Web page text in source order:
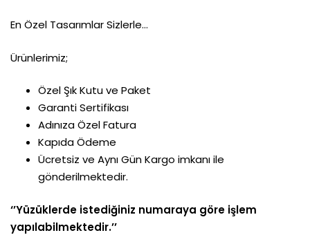
En Özel Tasarımlar Sizlerle…
Ürünlerimiz;
Özel Şık Kutu ve Paket
Garanti Sertifikası
Adınıza Özel Fatura
Kapıda Ödeme
Ücretsiz ve Aynı Gün Kargo imkanı ile
gönderilmektedir.
‘’Yüzüklerde istediğiniz numaraya göre işlem
yapılabilmektedir.’’